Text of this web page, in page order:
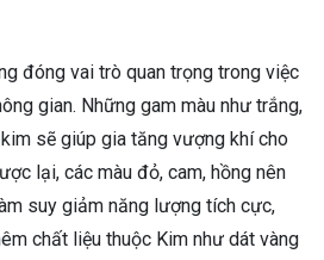
đóng vai trò quan trọng trong việc
gian. Những gam màu như trắng,
sẽ giúp gia tăng vượng khí cho
lại, các màu đỏ, cam, hồng nên
suy giảm năng lượng tích cực,
chất liệu thuộc Kim như dát vàng